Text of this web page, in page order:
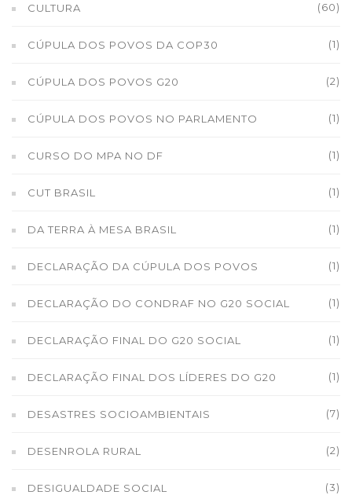
CULTURA (60)
CÚPULA DOS POVOS DA COP30 (1)
CÚPULA DOS POVOS G20 (2)
CÚPULA DOS POVOS NO PARLAMENTO (1)
CURSO DO MPA NO DF (1)
CUT BRASIL (1)
DA TERRA À MESA BRASIL (1)
DECLARAÇÃO DA CÚPULA DOS POVOS (1)
DECLARAÇÃO DO CONDRAF NO G20 SOCIAL (1)
DECLARAÇÃO FINAL DO G20 SOCIAL (1)
DECLARAÇÃO FINAL DOS LÍDERES DO G20 (1)
DESASTRES SOCIOAMBIENTAIS (7)
DESENROLA RURAL (2)
DESIGUALDADE SOCIAL (3)